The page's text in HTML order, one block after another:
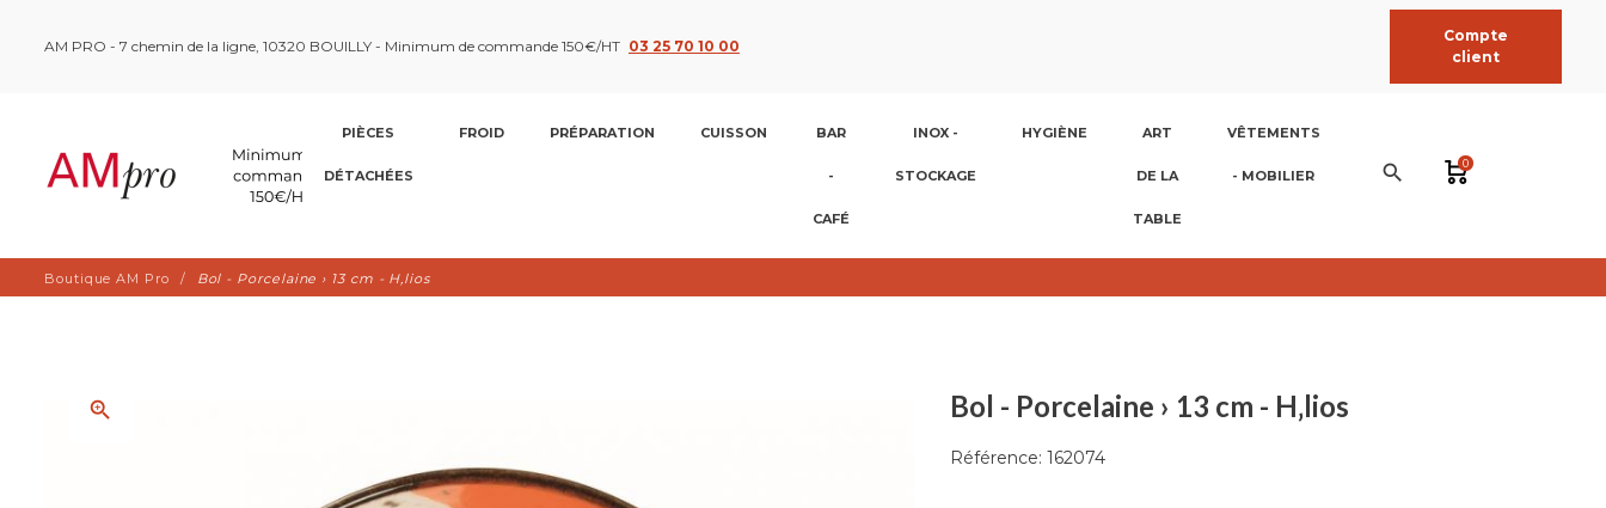
AM PRO - 7 chemin de la ligne, 10320 BOUILLY - Minimum de commande 150€/HT 03 25 70 10 00
Compte
client
PIÈCES
DÉTACHÉES
FROID PRÉPARATION CUISSON BAR
-
CAFÉ
INOX -
STOCKAGE
HYGIÈNE ART
DE LA
TABLE
VÊTEMENTS
- MOBILIER search 0
Boutique AM Pro Bol - Porcelaine › 13 cm - H‚lios
zoom_in Bol - Porcelaine › 13 cm - H‚lios
Référence:162074